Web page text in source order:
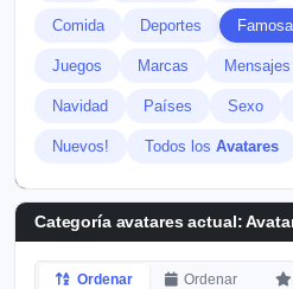
Comida Deportes
Juegos Marcas Mensajes
Navidad Países Sexo
Nuevos! Todos los Avatares
Categoría avatares actual:
Ordenar
Ordenar